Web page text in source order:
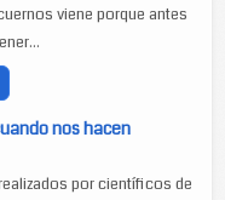
viene porque antes
nos hacen
por científicos de